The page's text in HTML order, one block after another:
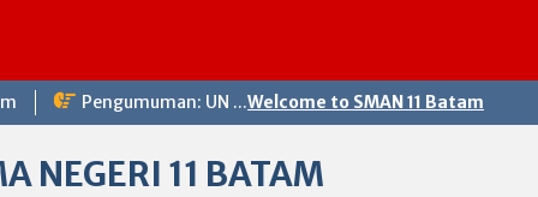
Pengumuman: UN ...Welcome to SMAN 11 Batam
NEGERI 11 BATAM